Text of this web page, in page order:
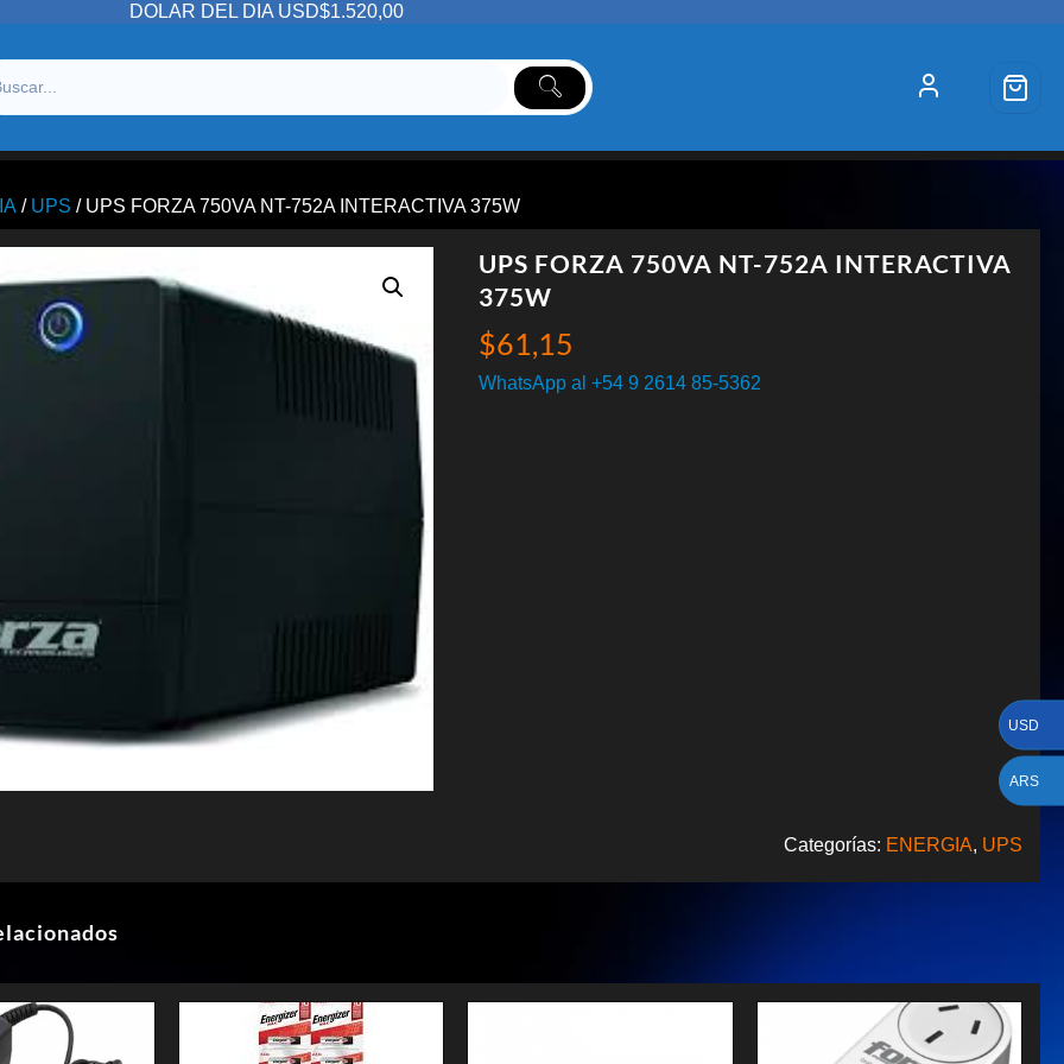
DOLAR DEL DIA USD$1.520,00
/ UPS / UPS FORZA 750VA NT-752A INTERACTIVA 375W
UPS FORZA 750VA NT-752A INTERACTIVA
375W
$61,15
WhatsApp al +54 9 2614 85-5362
Categorías: ENERGIA, UPS
USD
ARS